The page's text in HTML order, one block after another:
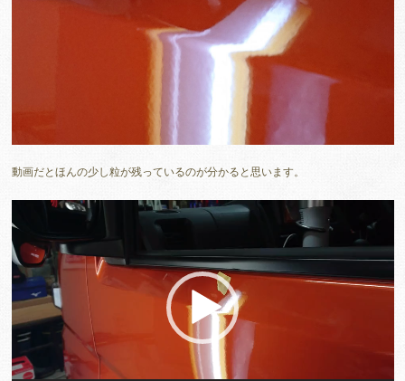
動画だとほんの少し粒が残っているのが分かると思います。
画
プ
レ
ー
ヤ
ー